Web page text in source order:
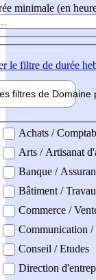
minimale (en
le filtre de durée
filtres de Domaine
professionel
Achats /
Arts / Artisanat
Banque /
Bâtiment /
Commerce /
Communication
Conseil / Etudes
Direction